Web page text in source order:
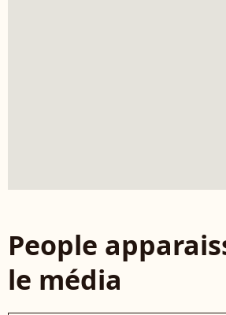
People
le média